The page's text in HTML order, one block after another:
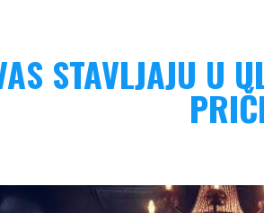
STAVLJAJU U